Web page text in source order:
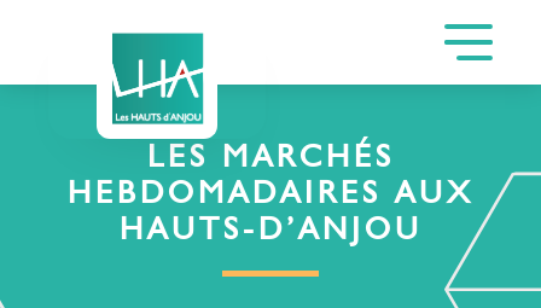
LES MARCHÉS
HEBDOMADAIRES AUX
HAUTS-D’ANJOU